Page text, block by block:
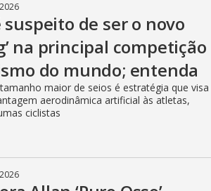
suspeito de ser o novo
na principal competição
do mundo; entenda
maior de seios é estratégia que visa
aerodinâmica artificial às atletas,
ciclistas